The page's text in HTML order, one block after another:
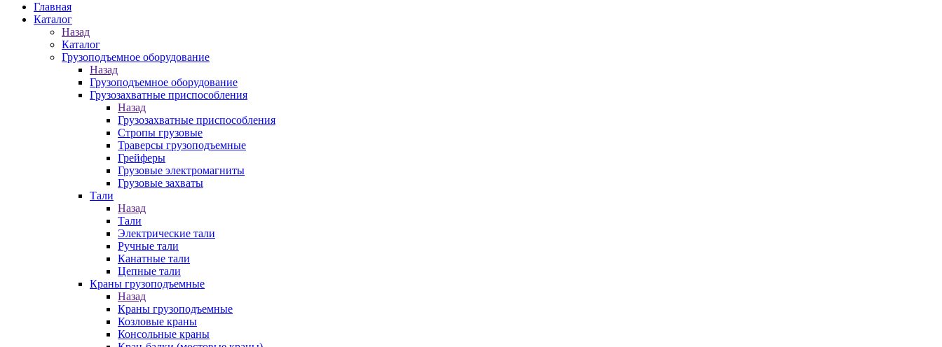
Главная
Каталог
Назад
Каталог
Грузоподъемное оборудование
Назад
Грузоподъемное оборудование
Грузозахватные приспособления
Назад
Грузозахватные приспособления
Стропы грузовые
Траверсы грузоподъемные
Грейферы
Грузовые электромагниты
Грузовые захваты
Тали
Назад
Тали
Электрические тали
Ручные тали
Канатные тали
Цепные тали
Краны грузоподъемные
Назад
Краны грузоподъемные
Козловые краны
Консольные краны